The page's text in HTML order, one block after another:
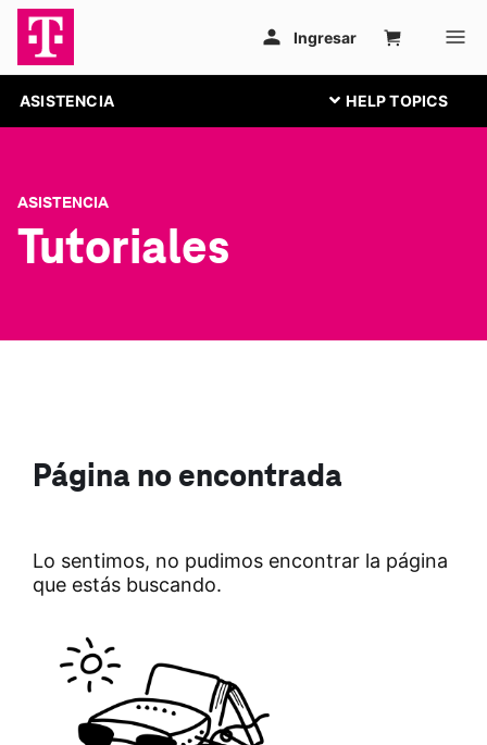
ASISTENCIA
ASISTENCIA
Tutoriales